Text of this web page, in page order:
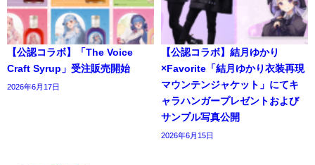
【公認コラボ】「The Voice
Craft Syrup」受注販売開始
2026年6月17日
【公認コラボ】結月ゆかり
×Favorite「結月ゆかり衣装再現
マウンテンジャケット」にてキ
ャラハンガープレゼントおよび
サンプル写真公開
2026年6月15日